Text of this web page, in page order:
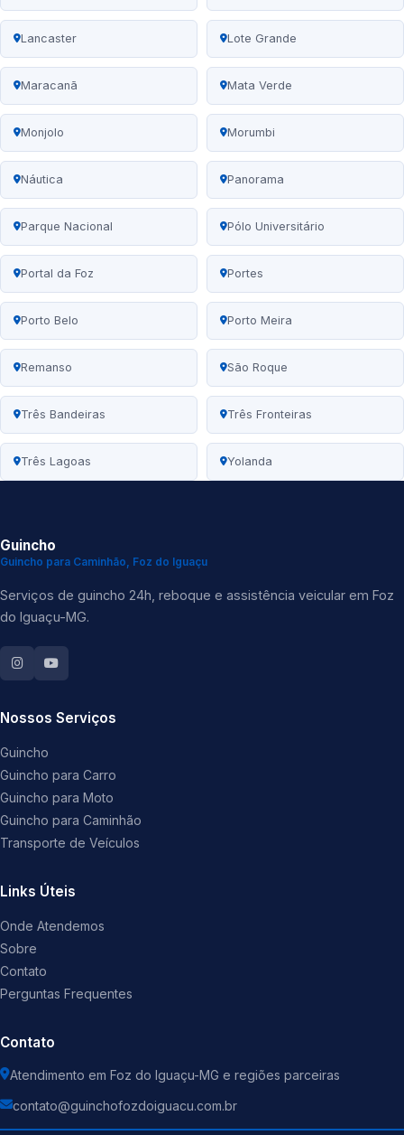
Lancaster Lote Grande
Maracanã Mata Verde
Monjolo Morumbi
Náutica Panorama
Parque Nacional Pólo Universitário
Portal da Foz Portes
Porto Belo Porto Meira
Remanso São Roque
Três Bandeiras Três Fronteiras
Três Lagoas Yolanda
Guincho
Guincho para Caminhão, Foz do Iguaçu
Serviços de guincho 24h, reboque e assistência veicular em Foz
do Iguaçu-MG.
Nossos Serviços
Guincho
Guincho para Carro
Guincho para Moto
Guincho para Caminhão
Transporte de Veículos
Links Úteis
Onde Atendemos
Sobre
Contato
Perguntas Frequentes
Contato
Atendimento em Foz do Iguaçu-MG e regiões parceiras
contato@guinchofozdoiguacu.com.br